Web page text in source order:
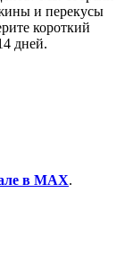
и перекусы
короткий
дней.
в MAX.